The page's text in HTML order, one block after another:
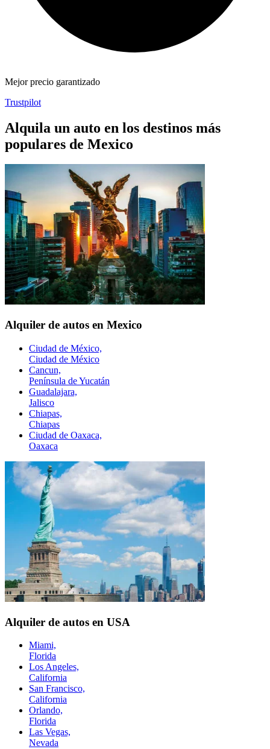
Mejor precio garantizado
Trustpilot
Alquila un auto en los destinos más
populares de Mexico
Alquiler de autos en Mexico
Ciudad de México,
Ciudad de México
Cancun,
Península de Yucatán
Guadalajara,
Jalisco
Chiapas,
Chiapas
Ciudad de Oaxaca,
Oaxaca
Alquiler de autos en USA
Miami,
Florida
Los Angeles,
California
San Francisco,
California
Orlando,
Florida
Las Vegas,
Nevada